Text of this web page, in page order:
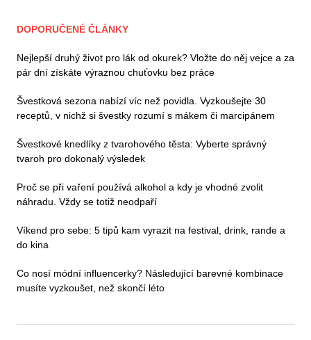
DOPORUČENÉ ČLÁNKY
Nejlepší druhý život pro lák od okurek? Vložte do něj vejce a za
pár dní získáte výraznou chuťovku bez práce
Švestková sezona nabízí víc než povidla. Vyzkoušejte 30
receptů, v nichž si švestky rozumí s mákem či marcipánem
Švestkové knedlíky z tvarohového těsta: Vyberte správný
tvaroh pro dokonalý výsledek
Proč se při vaření používá alkohol a kdy je vhodné zvolit
náhradu. Vždy se totiž neodpaří
Víkend pro sebe: 5 tipů kam vyrazit na festival, drink, rande a
do kina
Co nosí módní influencerky? Následující barevné kombinace
musíte vyzkoušet, než skončí léto